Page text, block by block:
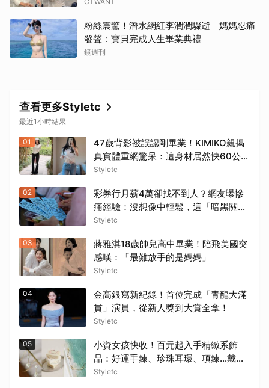
粉絲震驚！潛水網紅李潤潤驟逝 媽媽忍痛
發聲：寶貝完成人生畢業典禮
鏡週刊
查看更多Styletc
最近1小時結果
01
47歲背影被誤認剛畢業！KIMIKO親揭
真實體重網驚呆：這身材居然快60公
斤？
Styletc
02
彩券行月薪4萬卻找不到人？網友曝慘
痛經驗：沒想像中輕鬆，這「暗黑關
鍵」超勸退
Styletc
03
蔣雅淇18歲帥兒高中畢業！陪飛美國突
感嘆：「最難放手的是媽媽」
Styletc
04
金高銀寫新紀錄！首位完成「青龍大滿
貫」演員，從新人獎到大賞全拿！
Styletc
05
小資女孩快收！百元起入手精緻系飾
品：好運手鍊、珍珠耳環、項鍊…戴出
滿滿高級感
Styletc